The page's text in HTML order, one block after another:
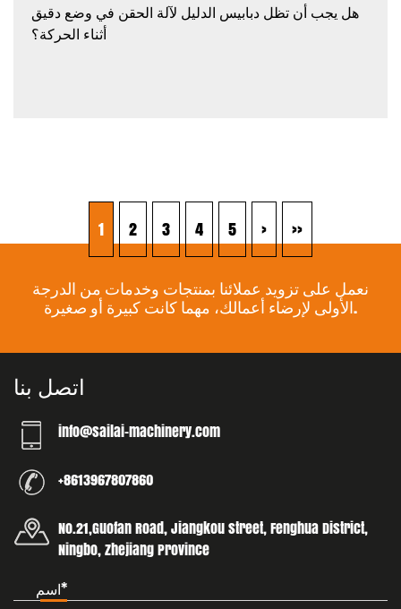
هل يجب أن تظل دبابيس الدليل لآلة الحقن في وضع دقيق
أثناء الحركة؟
1 2 3 4 5 › ››
نعمل على تزويد عملائنا بمنتجات وخدمات من الدرجة
الأولى لإرضاء أعمالك، مهما كانت كبيرة أو صغيرة.
اتصل بنا
info@sailai-machinery.com
+8613967807860
No.21,Guofan Road, Jiangkou street, Fenghua District,
Ningbo, Zhejiang Province